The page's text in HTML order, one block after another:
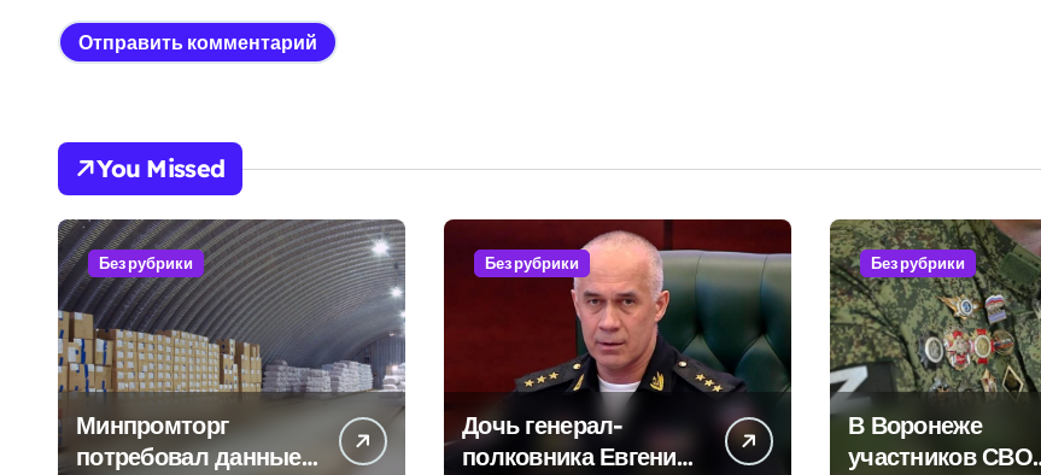
You Missed
Без рубрики
Минпромторг
потребовал данные
Без рубрики
Дочь генерал-
полковника Евгения
Без рубрики
В Воронеже
участников СВО